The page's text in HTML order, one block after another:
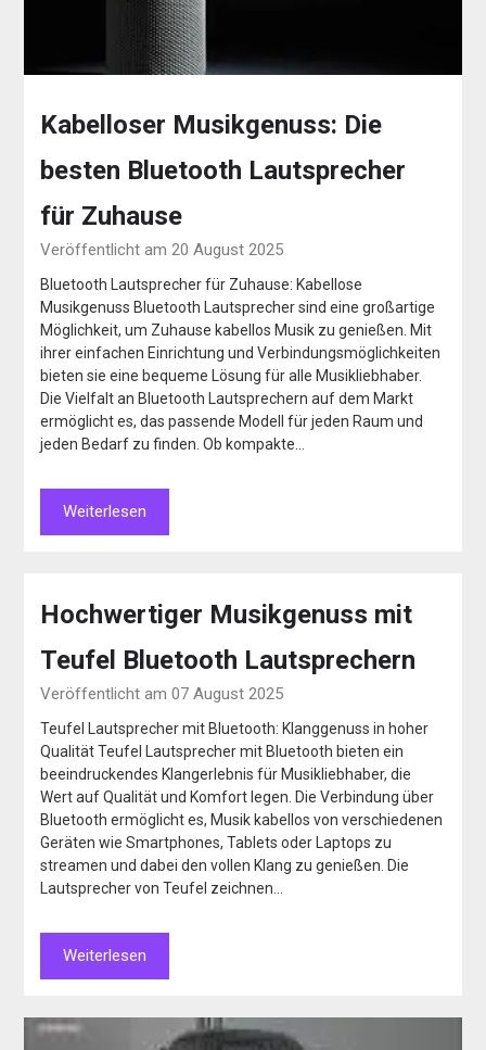
Kabelloser Musikgenuss: Die
besten Bluetooth Lautsprecher
für Zuhause
Veröffentlicht am 20 August 2025
Bluetooth Lautsprecher für Zuhause: Kabellose
Musikgenuss Bluetooth Lautsprecher sind eine großartige
Möglichkeit, um Zuhause kabellos Musik zu genießen. Mit
ihrer einfachen Einrichtung und Verbindungsmöglichkeiten
bieten sie eine bequeme Lösung für alle Musikliebhaber.
Die Vielfalt an Bluetooth Lautsprechern auf dem Markt
ermöglicht es, das passende Modell für jeden Raum und
jeden Bedarf zu finden. Ob kompakte…
Weiterlesen
Hochwertiger Musikgenuss mit
Teufel Bluetooth Lautsprechern
Veröffentlicht am 07 August 2025
Teufel Lautsprecher mit Bluetooth: Klanggenuss in hoher
Qualität Teufel Lautsprecher mit Bluetooth bieten ein
beeindruckendes Klangerlebnis für Musikliebhaber, die
Wert auf Qualität und Komfort legen. Die Verbindung über
Bluetooth ermöglicht es, Musik kabellos von verschiedenen
Geräten wie Smartphones, Tablets oder Laptops zu
streamen und dabei den vollen Klang zu genießen. Die
Lautsprecher von Teufel zeichnen…
Weiterlesen